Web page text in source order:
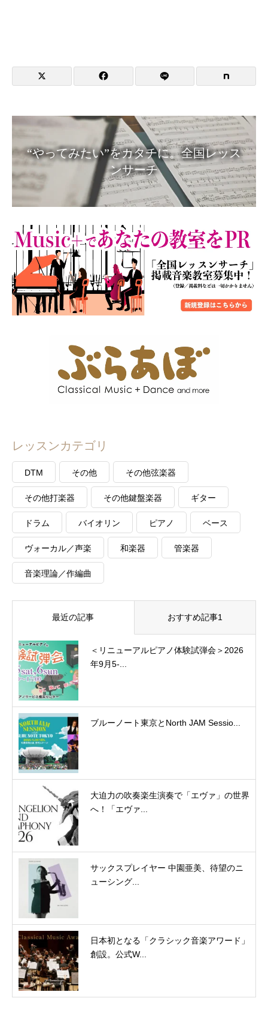
“やってみたい”をカタチに。全国レッス
ンサーチ
レッスンカテゴリ
DTM その他 その他弦楽器
その他打楽器 その他鍵盤楽器 ギター
ドラム バイオリン ピアノ ベース
ヴォーカル／声楽 和楽器 管楽器
音楽理論／作編曲
最近の記事 おすすめ記事1
＜リニューアルピアノ体験試弾会＞2026
年9月5-...
ブルーノート東京とNorth JAM Sessio...
大迫力の吹奏楽生演奏で「エヴァ」の世界
へ！「エヴァ...
サックスプレイヤー 中園亜美、待望のニ
ューシング...
日本初となる「クラシック音楽アワード」
創設。公式W...